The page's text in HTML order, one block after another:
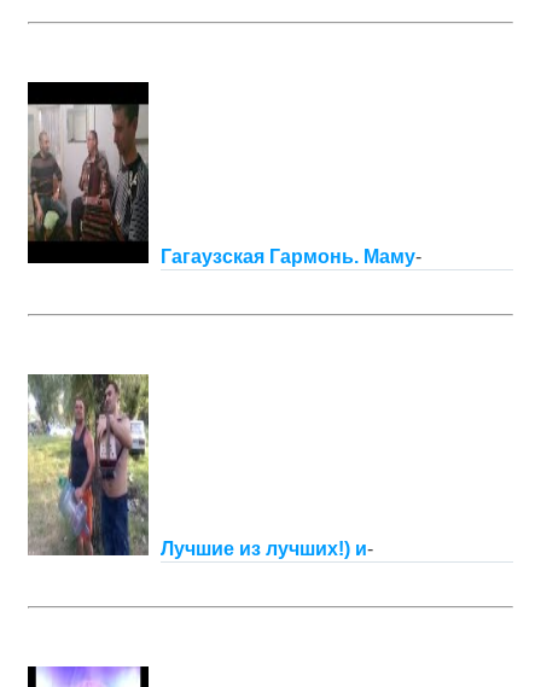
Гагаузская Гармонь. Маму-
Лучшие из лучших!) и-